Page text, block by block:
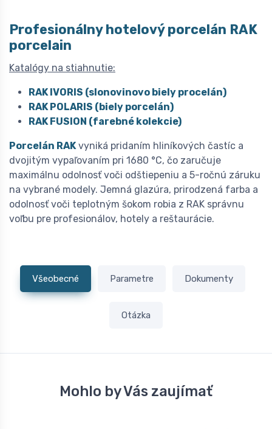
Profesionálny hotelový porcelán RAK
porcelain
Katalógy na stiahnutie:
RAK IVORIS (slonovinovo biely procelán)
RAK POLARIS (biely porcelán)
RAK FUSION (farebné kolekcie)
Porcelán RAKvyniká pridaním hliníkových častíc a
dvojitým vypaľovaním pri 1680 °C, čo zaručuje
maximálnu odolnosť voči odštiepeniu a 5-ročnú záruku
na vybrané modely. Jemná glazúra, prirodzená farba a
odolnosť voči teplotným šokom robia z RAK správnu
voľbu pre profesionálov, hotely a reštaurácie.
Všeobecné Parametre Dokumenty
Otázka
Mohlo by Vás zaujímať